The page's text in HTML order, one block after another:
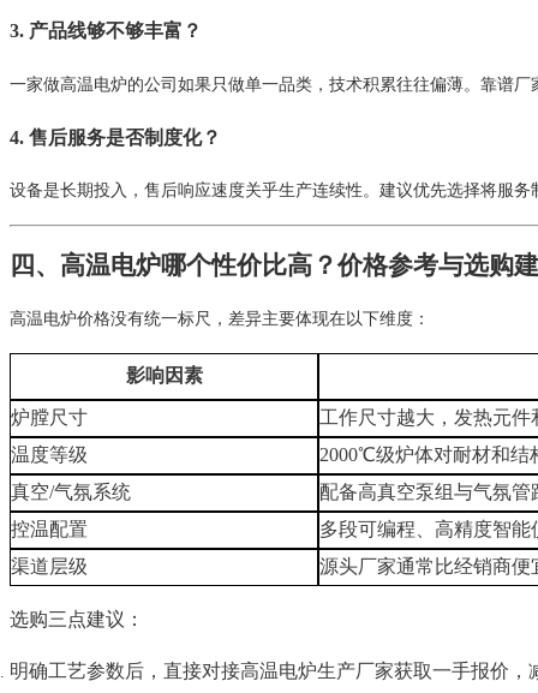
3. 产品线够不够丰富？
一家做高温电炉的公司如果只做单一品类，技术积累往往偏薄。靠谱
4. 售后服务是否制度化？
设备是长期投入，售后响应速度关乎生产连续性。建议优先选择将服
四、高温电炉哪个性价比高？价格参考与选购
高温电炉价格没有统一标尺，差异主要体现在以下维度：
影响因素
炉膛尺寸
工作尺寸越大，发热元
温度等级
2000℃级炉体对耐材和结
真空/气氛系统
配备高真空泵组与气氛
控温配置
多段可编程、高精度智
渠道层级
源头厂家通常比经销商便
选购三点建议：
明确工艺参数后，直接对接高温电炉生产厂家获取一手报价，